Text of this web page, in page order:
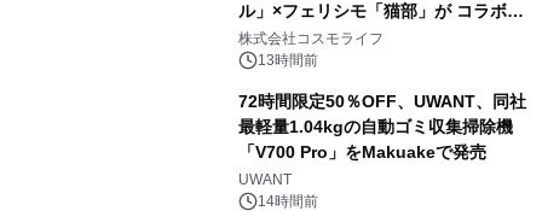
ル」×フェリシモ「猫部」が コラボキ
ャンペーンを実施
株式会社コスモライフ
13時間前
72時間限定50％OFF、UWANT、同社
最軽量1.04kgの自動ゴミ収集掃除機
「V700 Pro」をMakuakeで発売
UWANT
14時間前